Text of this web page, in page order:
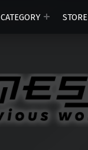
CATEGORY STORE